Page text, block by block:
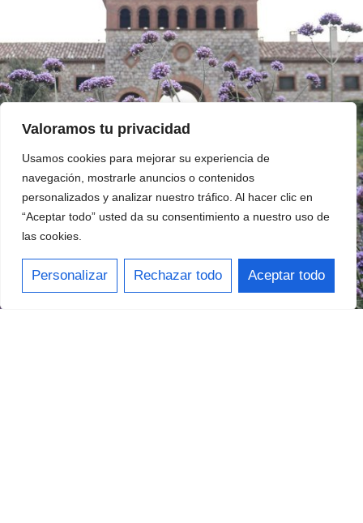
Valoramos tu privacidad
Usamos cookies para mejorar su experiencia de
navegación, mostrarle anuncios o contenidos
personalizados y analizar nuestro tráfico. Al hacer clic en
“Aceptar todo” usted da su consentimiento a nuestro uso de
las cookies.
Personalizar Rechazar todo Aceptar todo